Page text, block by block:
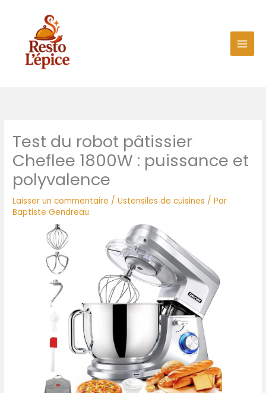
Test du robot pâtissier
Cheflee 1800W : puissance et
polyvalence
Laisser un commentaire /Ustensiles de cuisines / Par
Baptiste Gendreau